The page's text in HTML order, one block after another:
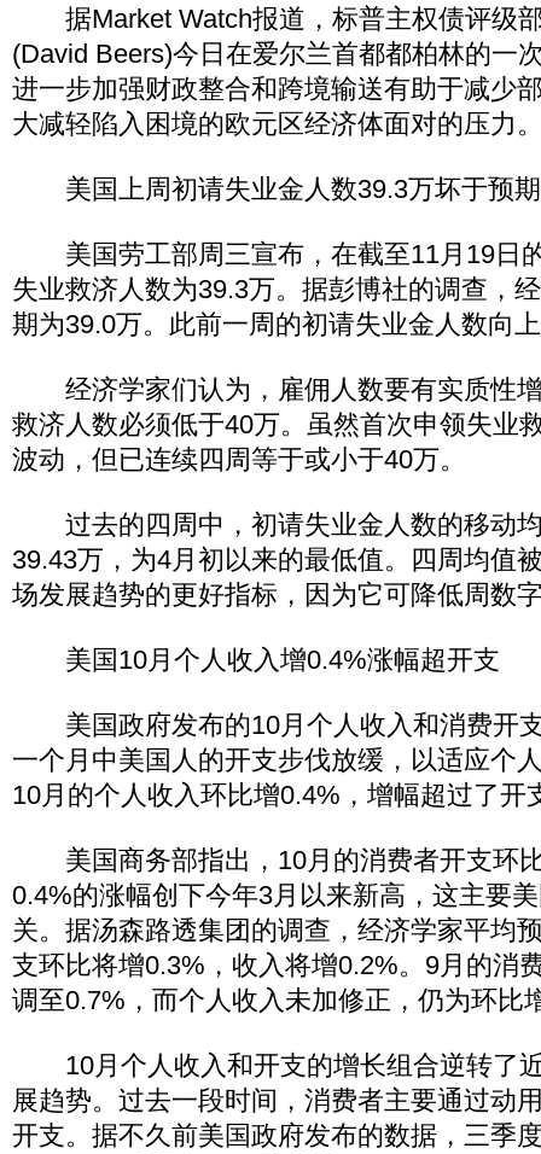
据Market Watch报道，标普主权债评级
(David Beers)今日在爱尔兰首都都柏林的一
进一步加强财政整合和跨境输送有助于减少
大减轻陷入困境的欧元区经济体面对的压力
美国上周初请失业金人数39.3万坏于预期
美国劳工部周三宣布，在截至11月19日
失业救济人数为39.3万。据彭博社的调查，
期为39.0万。此前一周的初请失业金人数向
经济学家们认为，雇佣人数要有实质性
救济人数必须低于40万。虽然首次申领失业
波动，但已连续四周等于或小于40万。
过去的四周中，初请失业金人数的移动
39.43万，为4月初以来的最低值。四周均值
场发展趋势的更好指标，因为它可降低周数
美国10月个人收入增0.4%涨幅超开支
美国政府发布的10月个人收入和消费开
一个月中美国人的开支步伐放缓，以适应个
10月的个人收入环比增0.4%，增幅超过了开
美国商务部指出，10月的消费者开支环
0.4%的涨幅创下今年3月以来新高，这主要
关。据汤森路透集团的调查，经济学家平均
支环比将增0.3%，收入将增0.2%。9月的消
调至0.7%，而个人收入未加修正，仍为环比
10月个人收入和开支的增长组合逆转了
展趋势。过去一段时间，消费者主要通过动
开支。据不久前美国政府发布的数据，三季